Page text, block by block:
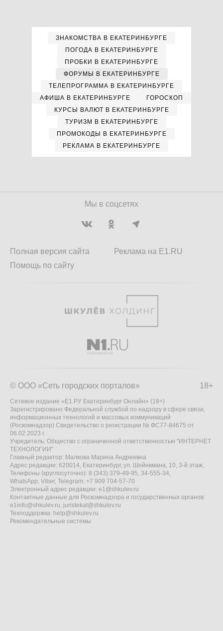
ЗНАКОМСТВА В ЕКАТЕРИНБУРГЕ
ПОГОДА В ЕКАТЕРИНБУРГЕ
ПРОБКИ В ЕКАТЕРИНБУРГЕ
ФОРУМЫ В ЕКАТЕРИНБУРГЕ
ТЕЛЕПРОГРАММА В ЕКАТЕРИНБУРГЕ
АФИША В ЕКАТЕРИНБУРГЕ
ГОРОСКОП
КУРСЫ ВАЛЮТ В ЕКАТЕРИНБУРГЕ
ТУРИЗМ В ЕКАТЕРИНБУРГЕ
ПРОМОКОДЫ В ЕКАТЕРИНБУРГЕ
РЕКЛАМА В ЕКАТЕРИНБУРГЕ
Мы в соцсетях
Полная версия сайта
Помощь по сайту
Реклама на E1.RU
18+
© ООО «Сеть городских порталов»
Сетевое издание «Е1.РУ Екатеринбург Онлайн» (18+)
Зарегистрировано Федеральной службой по надзору в сфере связи,
информационных технологий и массовых коммуникаций
(Роскомнадзор) Свидетельство о регистрации № ФС77-84675 от
06.02.2023 г.
Учредитель: Общество с ограниченной ответственностью "ИНТЕРНЕТ
ТЕХНОЛОГИИ"
Главный редактор: Малкова Марина Андреевна
Адрес редакции: 620014, Екатеринбург, ул. Шейнкмана, 10, 3-й этаж,
Телефоны (круглосуточно): 8 (343) 379-49-95, 34-555-34,
WhatsApp, Viber, Telegram: +7 909 704-57-70
Электронный адрес редакции: e1@shkulev.ru
Контактные данные для Роскомнадзора и государственных органов:
e1info@shkulev.ru, juristekat@shkulev.ru
Техподдержка: help@shkulev.ru
Рекомендательные системы